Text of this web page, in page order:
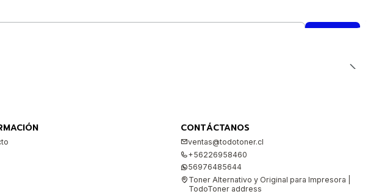
CONTÁCTANOS
ventas@todotoner.cl
+56226958460
56976485644
Toner Alternativo y Original para Impresora |
TodoToner address